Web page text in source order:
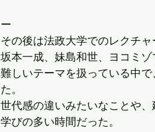
ー
その後は法政大学でのレクチャ
坂本一成、妹島和世、ヨコミ
難しいテーマを扱っている中
た。
世代感の違いみたいなことや
学びの多い時間だった。